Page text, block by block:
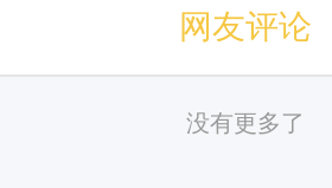
网友评论
没有更多了